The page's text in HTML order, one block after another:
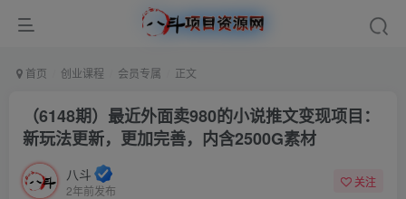
首页 创业课程 会员专属 正文
（6148期）最近外面卖980的小说推文变现项目：
新玩法更新，更加完善，内含2500G素材
八斗
2年前发布
关注